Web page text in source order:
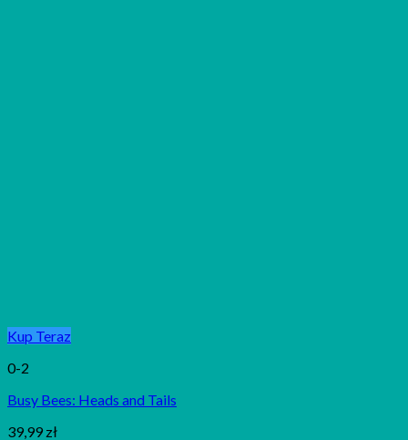
Kup Teraz
0-2
Busy Bees: Heads and Tails
39,99 zł